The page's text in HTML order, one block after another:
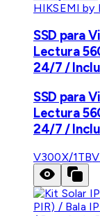
HIKSEMI by
SSD para
Lectura
24/7 /
SSD para
Lectura
24/7 /
V300X/1TB